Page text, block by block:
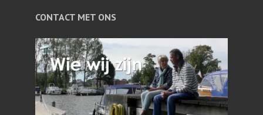
CONTACT MET ONS